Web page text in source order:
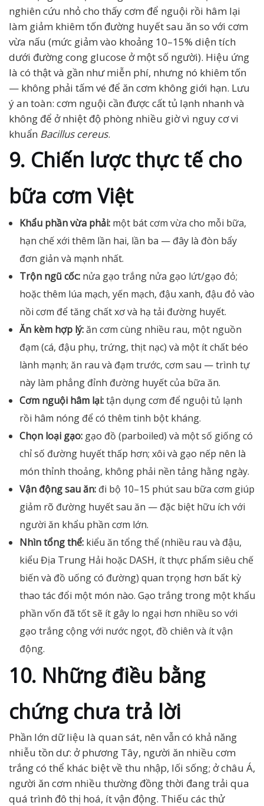
nghiên cứu nhỏ cho thấy cơm để nguội rồi hâm lại
làm giảm khiêm tốn đường huyết sau ăn so với cơm
vừa nấu (mức giảm vào khoảng 10–15% diện tích
dưới đường cong glucose ở một số người). Hiệu ứng
là có thật và gần như miễn phí, nhưng nó khiêm tốn
— không phải tấm vé để ăn cơm không giới hạn. Lưu
ý an toàn: cơm nguội cần được cất tủ lạnh nhanh và
không để ở nhiệt độ phòng nhiều giờ vì nguy cơ vi
khuẩn Bacillus cereus.
9. Chiến lược thực tế cho
bữa cơm Việt
Khẩu phần vừa phải: một bát cơm vừa cho mỗi bữa,
hạn chế xới thêm lần hai, lần ba — đây là đòn bẩy
đơn giản và mạnh nhất.
Trộn ngũ cốc: nửa gạo trắng nửa gạo lứt/gạo đỏ;
hoặc thêm lúa mạch, yến mạch, đậu xanh, đậu đỏ vào
nồi cơm để tăng chất xơ và hạ tải đường huyết.
Ăn kèm hợp lý:ăn cơm cùng nhiều rau, một nguồn
đạm (cá, đậu phụ, trứng, thịt nạc) và một ít chất béo
lành mạnh; ăn rau và đạm trước, cơm sau — trình tự
này làm phẳng đỉnh đường huyết của bữa ăn.
Cơm nguội hâm lại:tận dụng cơm để nguội tủ lạnh
rồi hâm nóng để có thêm tinh bột kháng.
Chọn loại gạo: gạo đồ (parboiled) và một số giống có
chỉ số đường huyết thấp hơn; xôi và gạo nếp nên là
món thỉnh thoảng, không phải nền tảng hằng ngày.
Vận động sau ăn: đi bộ 10–15 phút sau bữa cơm giúp
giảm rõ đường huyết sau ăn — đặc biệt hữu ích với
người ăn khẩu phần cơm lớn.
Nhìn tổng thể: kiểu ăn tổng thể (nhiều rau và đậu,
kiểu Địa Trung Hải hoặc DASH, ít thực phẩm siêu chế
biến và đồ uống có đường) quan trọng hơn bất kỳ
thao tác đổi một món nào. Gạo trắng trong một khẩu
phần vốn đã tốt sẽ ít gây lo ngại hơn nhiều so với
gạo trắng cộng với nước ngọt, đồ chiên và ít vận
động.
10. Những điều bằng
chứng chưa trả lời
Phần lớn dữ liệu là quan sát, nên vẫn có khả năng
nhiễu tồn dư: ở phương Tây, người ăn nhiều cơm
trắng có thể khác biệt về thu nhập, lối sống; ở châu Á,
người ăn cơm nhiều thường đồng thời đang trải qua
quá trình đô thị hoá, ít vận động. Thiếu các thử